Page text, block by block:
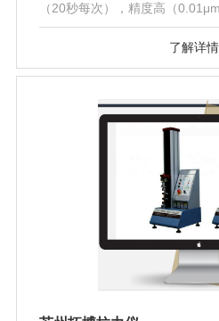
（20秒每次），精度高（
品品质保驾护航提供了强有力..
了解详